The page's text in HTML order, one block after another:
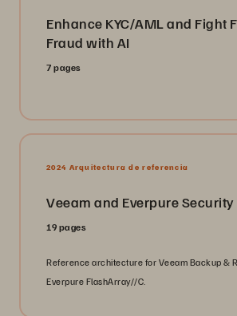
Enhance KYC/AML and Fight
Fraud with AI
7 pages
2024 Arquitectura de referencia
Veeam and Everpure
19 pages
Reference architecture for Veeam Backup &
Everpure FlashArray//C.